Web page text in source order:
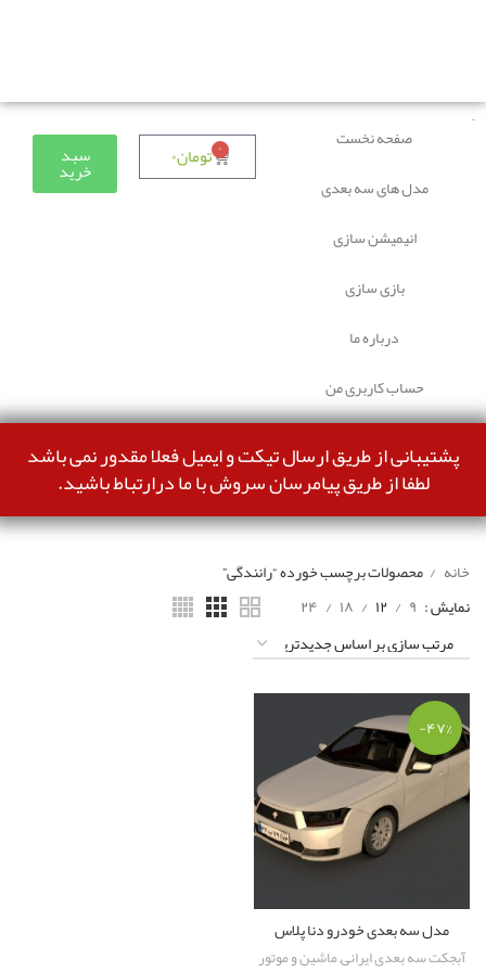
صفحه نخست
مدل های سه بعدی
انیمیشن سازی
بازی سازی
درباره ما
حساب کاربری من
تومان۰ ۰ سبد
خرید
پشتیبانی از طریق ارسال تیکت و ایمیل فعلا مقدور نمی باشد
لطفا از طریق پیامرسان سروش با ما درارتباط باشید.
خانه
محصولات برچسب خورده “رانندگی”
نمایش ۹ ۱۲ ۱۸ ۲۴
-۴۷%
مدل سه بعدی خودرو دنا پلاس
آبجکت سه بعدی ایرانی,ماشین و موتور